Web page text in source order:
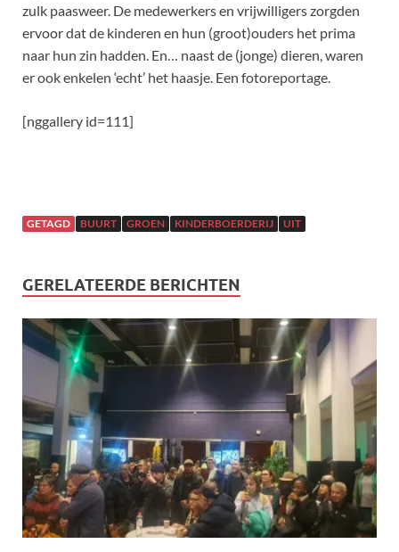
zulk paasweer. De medewerkers en vrijwilligers zorgden
ervoor dat de kinderen en hun (groot)ouders het prima
naar hun zin hadden. En… naast de (jonge) dieren, waren
er ook enkelen ‘echt’ het haasje. Een fotoreportage.
[nggallery id=111]
GETAGD BUURT GROEN KINDERBOERDERIJ UIT
GERELATEERDE BERICHTEN